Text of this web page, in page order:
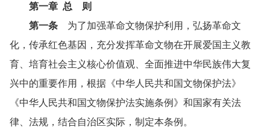
第一章 总 则
第一条 为了加强革命文物保护利用，弘扬革命文
化，传承红色基因，充分发挥革命文物在开展爱国主义教
育、培育社会主义核心价值观、全面推进中华民族伟大复
兴中的重要作用，根据《中华人民共和国文物保护法》
《中华人民共和国文物保护法实施条例》和国家有关法
律、法规，结合自治区实际，制定本条例。